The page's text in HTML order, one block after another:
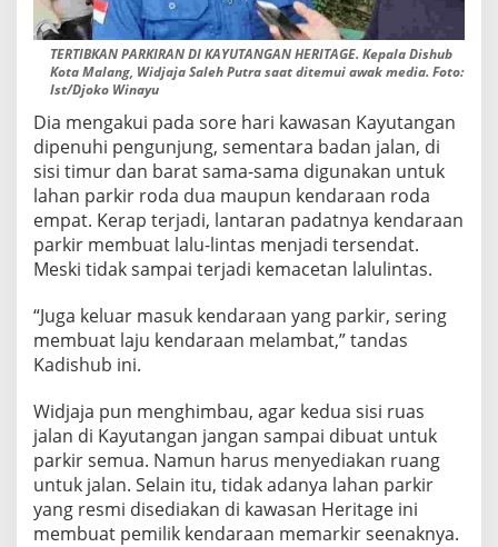
TERTIBKAN PARKIRAN DI KAYUTANGAN HERITAGE. Kepala Dishub
Kota Malang, Widjaja Saleh Putra saat ditemui awak media. Foto:
Ist/Djoko Winayu
Dia mengakui pada sore hari kawasan Kayutangan
dipenuhi pengunjung, sementara badan jalan, di
sisi timur dan barat sama-sama digunakan untuk
lahan parkir roda dua maupun kendaraan roda
empat. Kerap terjadi, lantaran padatnya kendaraan
parkir membuat lalu-lintas menjadi tersendat.
Meski tidak sampai terjadi kemacetan lalulintas.
“Juga keluar masuk kendaraan yang parkir, sering
membuat laju kendaraan melambat,” tandas
Kadishub ini.
Widjaja pun menghimbau, agar kedua sisi ruas
jalan di Kayutangan jangan sampai dibuat untuk
parkir semua. Namun harus menyediakan ruang
untuk jalan. Selain itu, tidak adanya lahan parkir
yang resmi disediakan di kawasan Heritage ini
membuat pemilik kendaraan memarkir seenaknya.